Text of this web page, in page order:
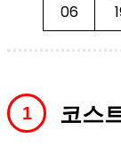
06
코스